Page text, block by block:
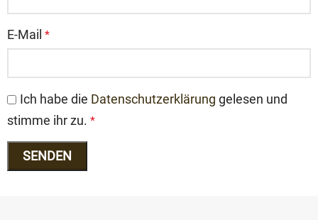
E-Mail *
Ich habe die Datenschutzerklärung gelesen und
stimme ihr zu. *